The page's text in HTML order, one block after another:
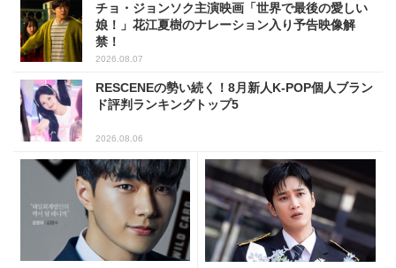
チョ・ジョンソク主演映画「世界で最後の愛しい
娘！」花江夏樹のナレーション入り予告映像解
禁！
2026.08.07
RESCENEの勢い続く！8月新人K-POP個人ブラン
ド評判ランキングトップ5
2026.08.06